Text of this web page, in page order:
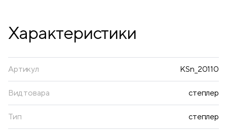
Характеристики
Артикул KSn_20110
Вид товара степлер
Тип степлер